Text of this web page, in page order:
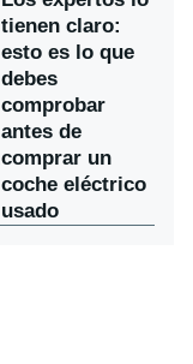
tienen claro:
esto es lo que
debes
comprobar
antes de
comprar un
coche eléctrico
usado